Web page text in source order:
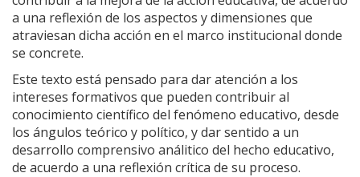
a una reflexión de los aspectos y dimensiones que
atraviesan dicha acción en el marco institucional donde
se concrete.
Este texto está pensado para dar atención a los
intereses formativos que pueden contribuir al
conocimiento científico del fenómeno educativo, desde
los ángulos teórico y político, y dar sentido a un
desarrollo comprensivo análitico del hecho educativo,
de acuerdo a una reflexión crítica de su proceso.